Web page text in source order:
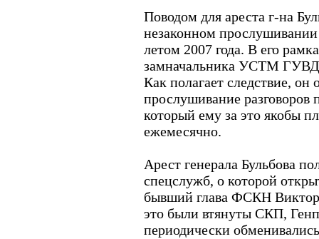
Поводом для ареста г-на
незаконном
летом 2007 года. В его
замначальника УСТМ
Как полагает следствие, он
прослушивание разговоров
который ему за это якобы
ежемесячно.
Арест генерала Бульбова
спецслужб, о которой
бывший глава ФСКН Виктор
это были втянуты СКП,
периодически